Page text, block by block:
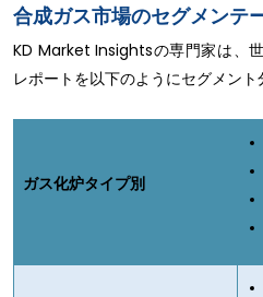
合成ガス市場のセグメンテ
KD Market Insightsの専門家は、
レポートを以下のようにセグメント
ガス化炉タイプ別